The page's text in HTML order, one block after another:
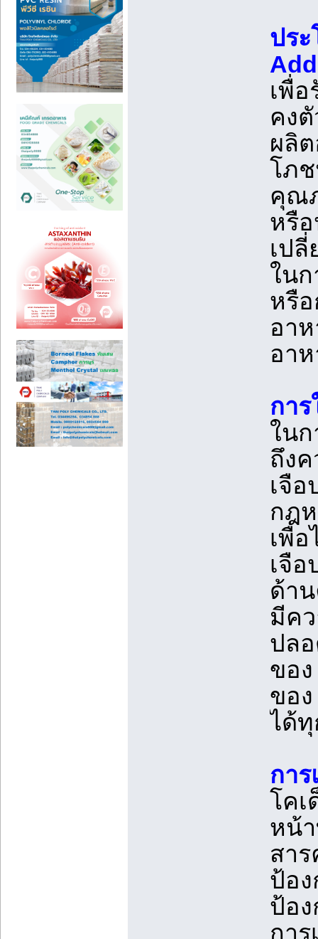
ปร
เพื่
คง
ผลิ
โภช
คุณ
หรื
เป
ใน
หรื
อา
อา
กา
ในก
ถึง
เจื
กฎ
เพื่
เจื
ด้า
มีค
ปล
ขอ
ขอ
ได้
กา
โค
หน้
สา
ป้อง
ป้อง
กา